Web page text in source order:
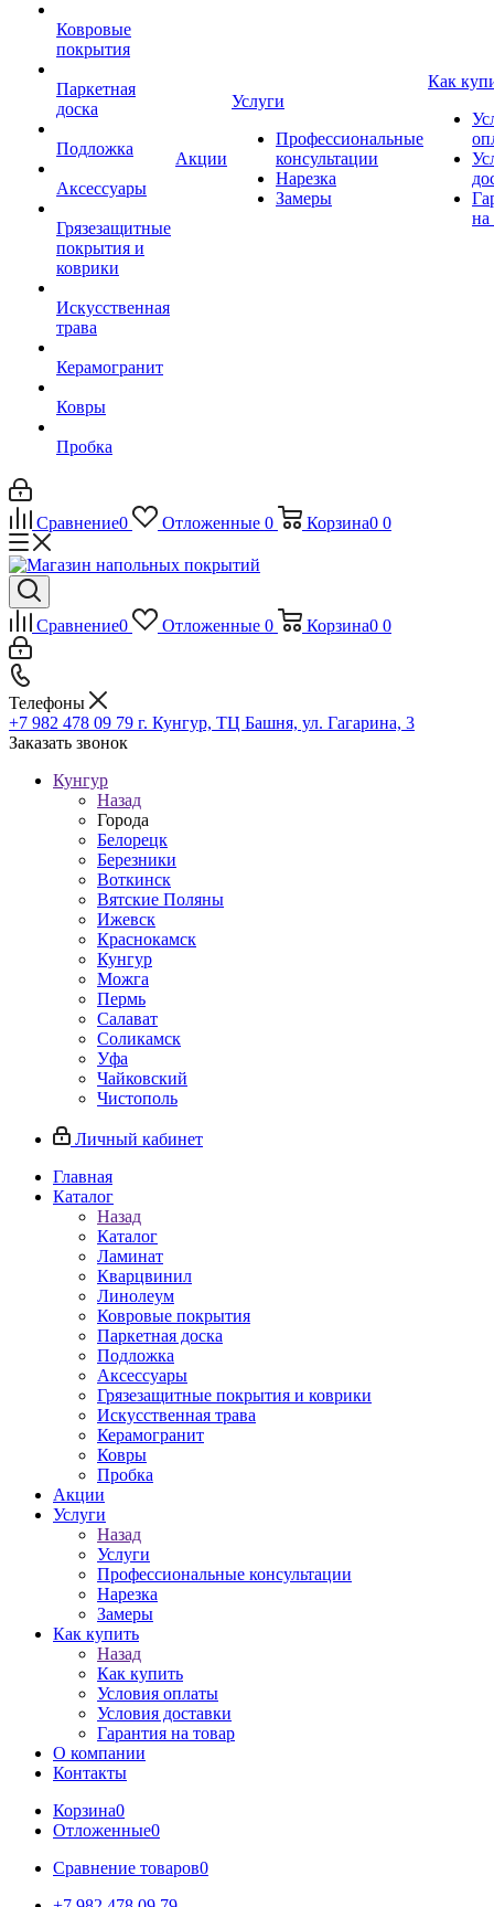
Ковровые
покрытия
Паркетная
доска
Подложка
Аксессуары
Грязезащитные
покрытия и
коврики
Искусственная
трава
Керамогранит
Ковры
Пробка
Акции
Услуги
Профессиональные
консультации
Нарезка
Замеры
Как
на
Сравнение0 Отложенные 0 Корзина0 0
Сравнение0 Отложенные 0 Корзина0 0
Телефоны
+7 982 478 09 79 г. Кунгур, ТЦ Башня, ул. Гагарина, 3
Заказать звонок
Кунгур
Назад
Города
Белорецк
Березники
Воткинск
Вятские Поляны
Ижевск
Краснокамск
Кунгур
Можга
Пермь
Салават
Соликамск
Уфа
Чайковский
Чистополь
Личный кабинет
Главная
Каталог
Назад
Каталог
Ламинат
Кварцвинил
Линолеум
Ковровые покрытия
Паркетная доска
Подложка
Аксессуары
Грязезащитные покрытия и коврики
Искусственная трава
Керамогранит
Ковры
Пробка
Акции
Услуги
Назад
Услуги
Профессиональные консультации
Нарезка
Замеры
Как купить
Назад
Как купить
Условия оплаты
Условия доставки
Гарантия на товар
О компании
Контакты
Корзина0
Отложенные0
Сравнение товаров0